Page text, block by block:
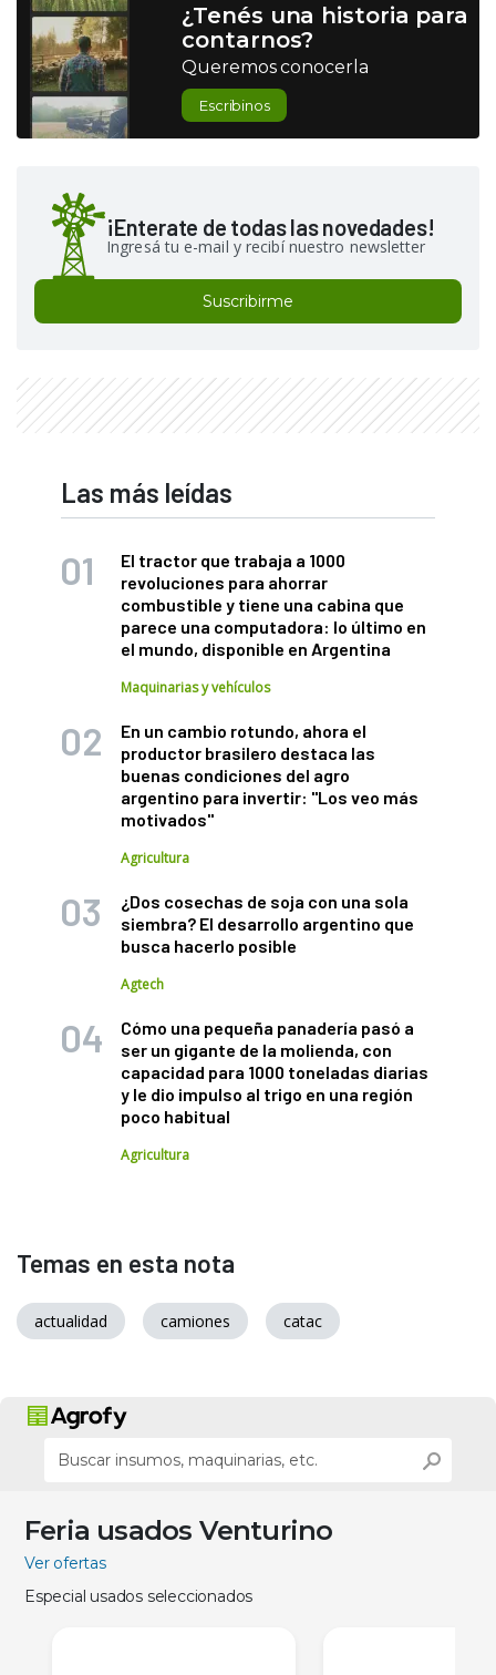
¿Tenés una historia para
contarnos?
Queremos conocerla
Escribinos
¡Enterate de todas las novedades!
Ingresá tu e-mail y recibí nuestro newsletter
Suscribirme
Las más leídas
El tractor que trabaja a 1000
revoluciones para ahorrar
combustible y tiene una cabina que
parece una computadora: lo último en
el mundo, disponible en Argentina
Maquinarias y vehículos
En un cambio rotundo, ahora el
productor brasilero destaca las
buenas condiciones del agro
argentino para invertir: "Los veo más
motivados"
Agricultura
¿Dos cosechas de soja con una sola
siembra? El desarrollo argentino que
busca hacerlo posible
Agtech
Cómo una pequeña panadería pasó a
ser un gigante de la molienda, con
capacidad para 1000 toneladas diarias
y le dio impulso al trigo en una región
poco habitual
Agricultura
Temas en esta nota
actualidad camiones catac
Feria usados Venturino
Ver ofertas
Especial usados seleccionados